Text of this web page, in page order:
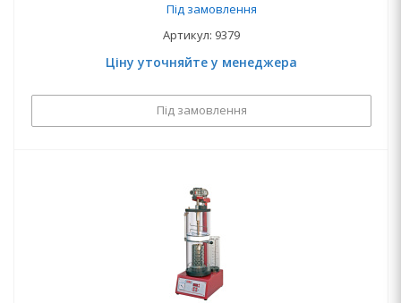
Під замовлення
Артикул: 9379
Ціну уточняйте у менеджера
Під замовлення